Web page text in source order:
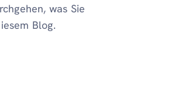
was Sie
Blog.